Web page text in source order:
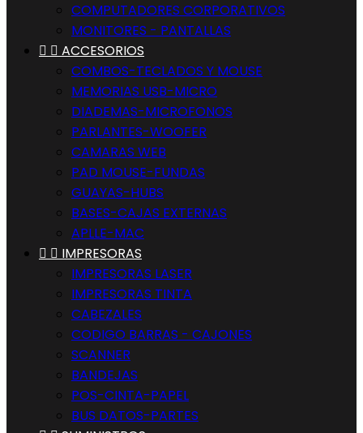
COMPUTADORES CORPORATIVOS
MONITORES - PANTALLAS
  ACCESORIOS
COMBOS-TECLADOS Y MOUSE
MEMORIAS USB-MICRO
DIADEMAS-MICROFONOS
PARLANTES-WOOFER
CAMARAS WEB
PAD MOUSE-FUNDAS
GUAYAS-HUBS
BASES-CAJAS EXTERNAS
APLLE-MAC
  IMPRESORAS
IMPRESORAS LASER
IMPRESORAS TINTA
CABEZALES
CODIGO BARRAS - CAJONES
SCANNER
BANDEJAS
POS-CINTA-PAPEL
BUS DATOS-PARTES